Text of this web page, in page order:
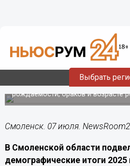
Выбрать
07.07.202621:20
В Смоленской области
первенцев и
Статистика за 2025 год показала
рождаемости, браков и возрасте
Смоленск. 07 июля.
В Смоленской области
демографические итоги